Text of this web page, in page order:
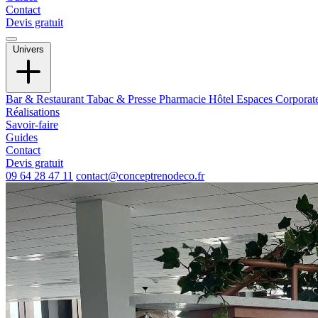
Contact
Devis gratuit
Univers
Bar & Restaurant Tabac & Presse Pharmacie Hôtel Espaces
Réalisations
Savoir-faire
Guides
Contact
Devis gratuit
09 64 28 47 11 contact@conceptrenodeco.fr